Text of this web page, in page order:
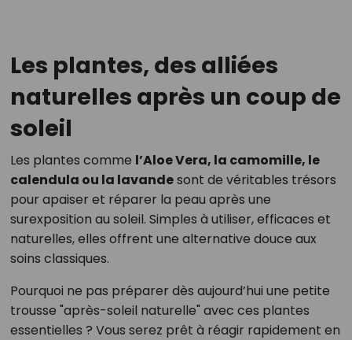
Les plantes, des alliées
naturelles après un coup de
soleil
Les plantes comme l’Aloe Vera, la camomille, le
calendula ou la lavandesont de véritables trésors
pour apaiser et réparer la peau après une
surexposition au soleil. Simples à utiliser, efficaces et
naturelles, elles offrent une alternative douce aux
soins classiques.
Pourquoi ne pas préparer dès aujourd’hui une petite
trousse "après-soleil naturelle" avec ces plantes
essentielles ? Vous serez prêt à réagir rapidement en